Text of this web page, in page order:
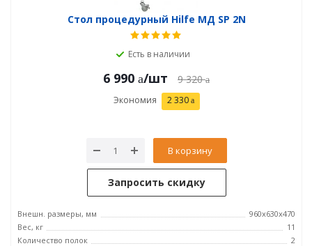
Стол процедурный Hilfe МД SP 2N
Есть в наличии
6 990 /шт 9 320
Экономия 2 330
В корзину
Запросить скидку
Внешн. размеры, мм
960x630x470
Вес, кг
11
Количество полок
2